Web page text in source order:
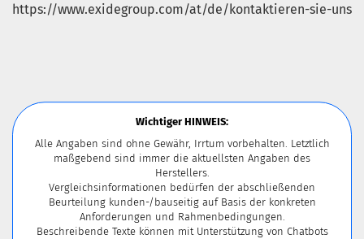
https://www.exidegroup.com/at/de/kontaktieren-sie-uns
Wichtiger HINWEIS:
Alle Angaben sind ohne Gewähr, Irrtum vorbehalten. Letztlich
maßgebend sind immer die aktuellsten Angaben des
Herstellers.
Vergleichsinformationen bedürfen der abschließenden
Beurteilung kunden-/bauseitig auf Basis der konkreten
Anforderungen und Rahmenbedingungen.
Beschreibende Texte können mit Unterstützung von Chatbots